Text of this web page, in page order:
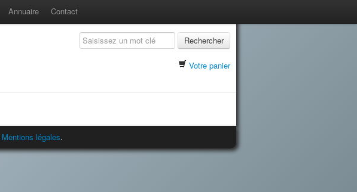
Annuaire Contact
Rechercher
Votre panier
Mentions légales.